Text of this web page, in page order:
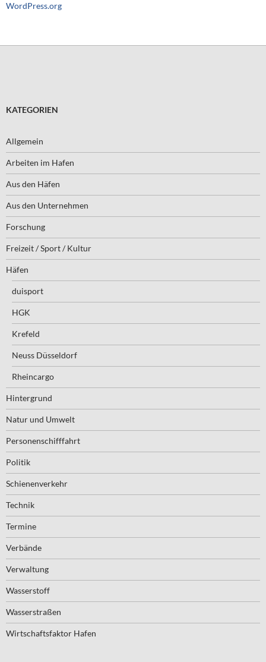
WordPress.org
KATEGORIEN
Allgemein
Arbeiten im Hafen
Aus den Häfen
Aus den Unternehmen
Forschung
Freizeit / Sport / Kultur
Häfen
duisport
HGK
Krefeld
Neuss Düsseldorf
Rheincargo
Hintergrund
Natur und Umwelt
Personenschifffahrt
Politik
Schienenverkehr
Technik
Termine
Verbände
Verwaltung
Wasserstoff
Wasserstraßen
Wirtschaftsfaktor Hafen